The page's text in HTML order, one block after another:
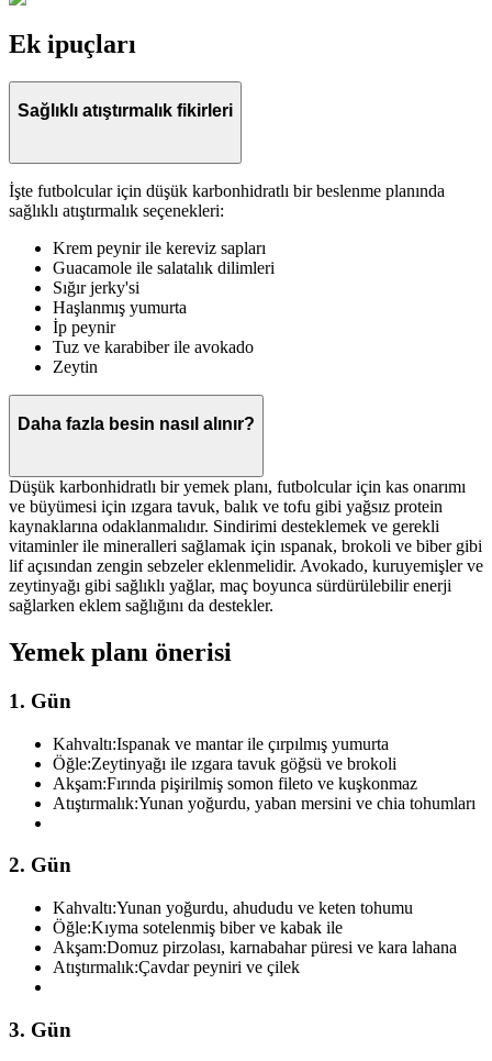
Ek ipuçları
Sağlıklı atıştırmalık fikirleri
İşte futbolcular için düşük karbonhidratlı bir beslenme planında
sağlıklı atıştırmalık seçenekleri:
Krem peynir ile kereviz sapları
Guacamole ile salatalık dilimleri
Sığır jerky'si
Haşlanmış yumurta
İp peynir
Tuz ve karabiber ile avokado
Zeytin
Daha fazla besin nasıl alınır?
Düşük karbonhidratlı bir yemek planı, futbolcular için kas onarımı
ve büyümesi için ızgara tavuk, balık ve tofu gibi yağsız protein
kaynaklarına odaklanmalıdır. Sindirimi desteklemek ve gerekli
vitaminler ile mineralleri sağlamak için ıspanak, brokoli ve biber gibi
lif açısından zengin sebzeler eklenmelidir. Avokado, kuruyemişler ve
zeytinyağı gibi sağlıklı yağlar, maç boyunca sürdürülebilir enerji
sağlarken eklem sağlığını da destekler.
Yemek planı önerisi
1. Gün
Kahvaltı:Ispanak ve mantar ile çırpılmış yumurta
Öğle:Zeytinyağı ile ızgara tavuk göğsü ve brokoli
Akşam:Fırında pişirilmiş somon fileto ve kuşkonmaz
Atıştırmalık:Yunan yoğurdu, yaban mersini ve chia tohumları
2. Gün
Kahvaltı:Yunan yoğurdu, ahududu ve keten tohumu
Öğle:Kıyma sotelenmiş biber ve kabak ile
Akşam:Domuz pirzolası, karnabahar püresi ve kara lahana
Atıştırmalık:Çavdar peyniri ve çilek
3. Gün